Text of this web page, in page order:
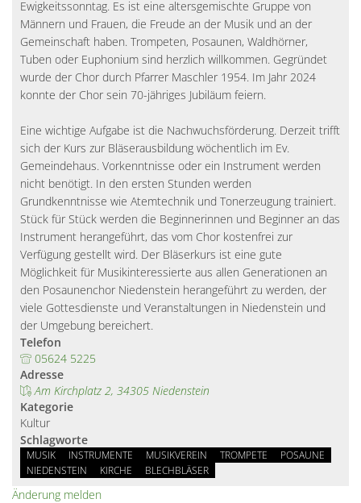
Ewigkeitssonntag. Es ist eine altersgemischte Gruppe von
Männern und Frauen, die Freude an der Musik und an der
Gemeinschaft haben. Trompeten, Posaunen, Waldhörner,
Tuben oder Euphonium sind herzlich willkommen. Gegründet
wurde der Chor durch Pfarrer Maschler 1954. Im Jahr 2024
konnte der Chor sein 70-jähriges Jubiläum feiern.
Eine wichtige Aufgabe ist die Nachwuchsförderung. Derzeit trifft
sich der Kurs zur Bläserausbildung wöchentlich im Ev.
Gemeindehaus. Vorkenntnisse oder ein Instrument werden
nicht benötigt. In den ersten Stunden werden
Grundkenntnisse wie Atemtechnik und Tonerzeugung trainiert.
Stück für Stück werden die Beginnerinnen und Beginner an das
Instrument herangeführt, das vom Chor kostenfrei zur
Verfügung gestellt wird. Der Bläserkurs ist eine gute
Möglichkeit für Musikinteressierte aus allen Generationen an
den Posaunenchor Niedenstein herangeführt zu werden, der
viele Gottesdienste und Veranstaltungen in Niedenstein und
der Umgebung bereichert.
Telefon
05624 5225
Adresse
Am Kirchplatz 2, 34305 Niedenstein
Kategorie
Kultur
Schlagworte
MUSIK INSTRUMENTE MUSIKVEREIN TROMPETE
POSAUNE
NIEDENSTEIN
KIRCHE BLECHBLÄSER
Änderung melden